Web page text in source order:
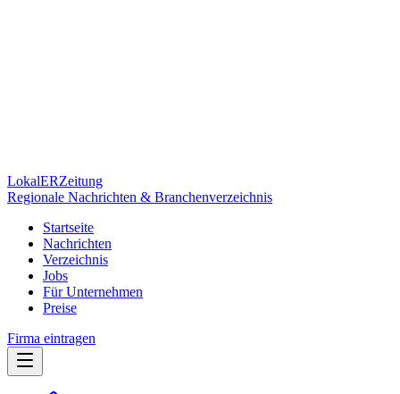
LokalERZeitung
Regionale Nachrichten & Branchenverzeichnis
Startseite
Nachrichten
Verzeichnis
Jobs
Für Unternehmen
Preise
Firma eintragen